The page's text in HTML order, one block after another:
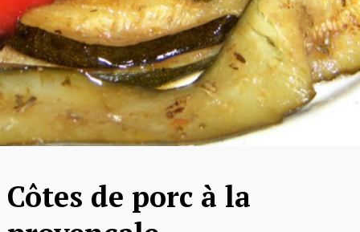
Côtes de porc à la